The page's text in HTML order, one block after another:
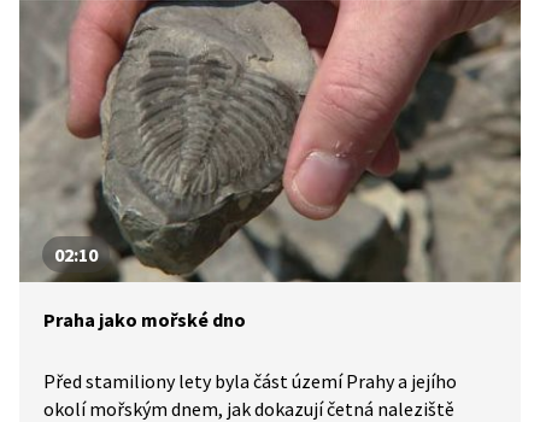
02:10
Praha jako mořské dno
Před stamiliony lety byla část území Prahy a jejího
okolí mořským dnem, jak dokazují četná naleziště